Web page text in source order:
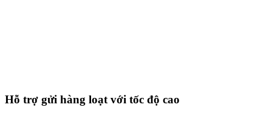
Hỗ trợ gửi hàng loạt với tốc độ cao